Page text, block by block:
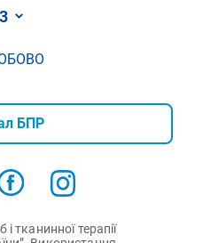
БПР
тканинної терапії